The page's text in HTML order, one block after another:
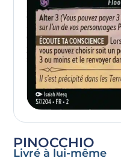
PINOCCHIO
Livré à lui-même